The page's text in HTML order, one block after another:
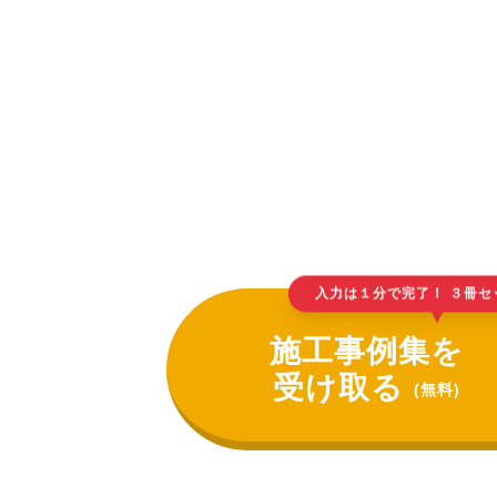
入力は１分で完了！ ３冊セ
▲
施工事例集を
受け取る(無料)